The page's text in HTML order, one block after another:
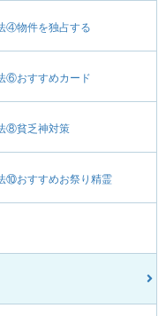
④物件を独占する
⑥おすすめカード
⑧貧乏神対策
⑩おすすめお祭り精霊